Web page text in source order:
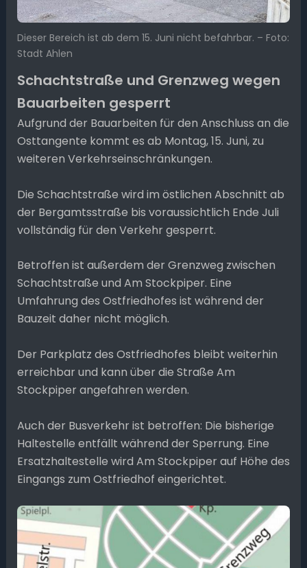
Dieser Bereich ist ab dem 15. Juni nicht befahrbar. – Foto:
Stadt Ahlen
Schachtstraße und Grenzweg wegen
Bauarbeiten gesperrt
Aufgrund der Bauarbeiten für den Anschluss an die
Osttangente kommt es ab Montag, 15. Juni, zu
weiteren Verkehrseinschränkungen.
Die Schachtstraße wird im östlichen Abschnitt ab
der Bergamtsstraße bis voraussichtlich Ende Juli
vollständig für den Verkehr gesperrt.
Betroffen ist außerdem der Grenzweg zwischen
Schachtstraße und Am Stockpiper. Eine
Umfahrung des Ostfriedhofes ist während der
Bauzeit daher nicht möglich.
Der Parkplatz des Ostfriedhofes bleibt weiterhin
erreichbar und kann über die Straße Am
Stockpiper angefahren werden.
Auch der Busverkehr ist betroffen: Die bisherige
Haltestelle entfällt während der Sperrung. Eine
Ersatzhaltestelle wird Am Stockpiper auf Höhe des
Eingangs zum Ostfriedhof eingerichtet.